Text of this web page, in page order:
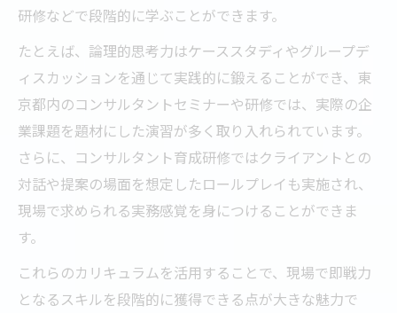
研修などで段階的に学ぶことができます。
たとえば、論理的思考力はケーススタディやグループデ
ィスカッションを通じて実践的に鍛えることができ、東
京都内のコンサルタントセミナーや研修では、実際の企
業課題を題材にした演習が多く取り入れられています。
さらに、コンサルタント育成研修ではクライアントとの
対話や提案の場面を想定したロールプレイも実施され、
現場で求められる実務感覚を身につけることができま
す。
これらのカリキュラムを活用することで、現場で即戦力
となるスキルを段階的に獲得できる点が大きな魅力で